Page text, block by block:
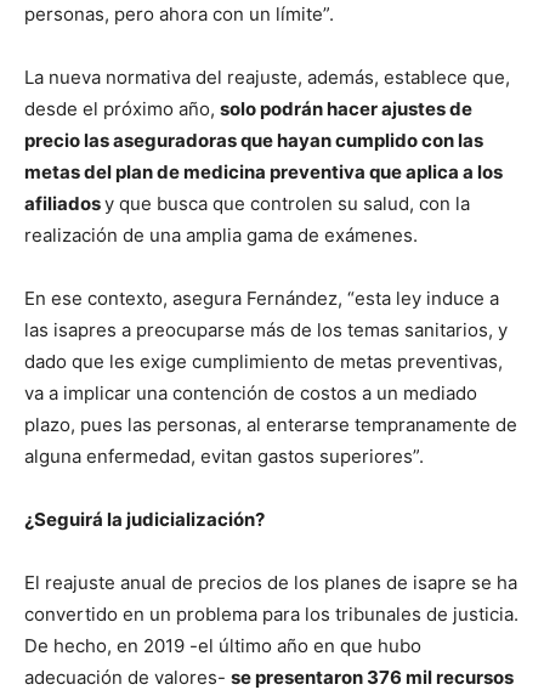
personas, pero ahora con un límite”.
La nueva normativa del reajuste, además, establece que,
desde el próximo año, solo podrán hacer ajustes de
precio las aseguradoras que hayan cumplido con las
metas del plan de medicina preventiva que aplica a los
afiliadosy que busca que controlen su salud, con la
realización de una amplia gama de exámenes.
En ese contexto, asegura Fernández, “esta ley induce a
las isapres a preocuparse más de los temas sanitarios, y
dado que les exige cumplimiento de metas preventivas,
va a implicar una contención de costos a un mediado
plazo, pues las personas, al enterarse tempranamente de
alguna enfermedad, evitan gastos superiores”.
¿Seguirá la judicialización?
El reajuste anual de precios de los planes de isapre se ha
convertido en un problema para los tribunales de justicia.
De hecho, en 2019 -el último año en que hubo
adecuación de valores- se presentaron 376 mil recursos